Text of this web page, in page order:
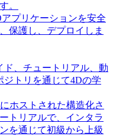
。
アプリケーションを安全
保護し、デプロイしま
ド、チュートリアル、動
トリを通じて4Dの学
ホストされた構造化さ
トリアルで、インタラ
を通じて初級から上級